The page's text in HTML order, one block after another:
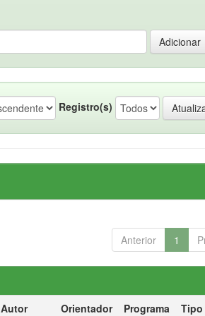
Registro(s)
Anterior 1
Autor Orientador Programa
Tipo